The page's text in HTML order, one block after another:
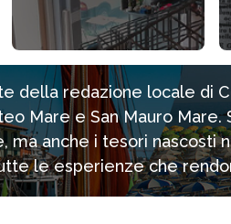
della redazione locale di
Mare e San Mauro Mare.
ma anche i tesori nascosti
le esperienze che